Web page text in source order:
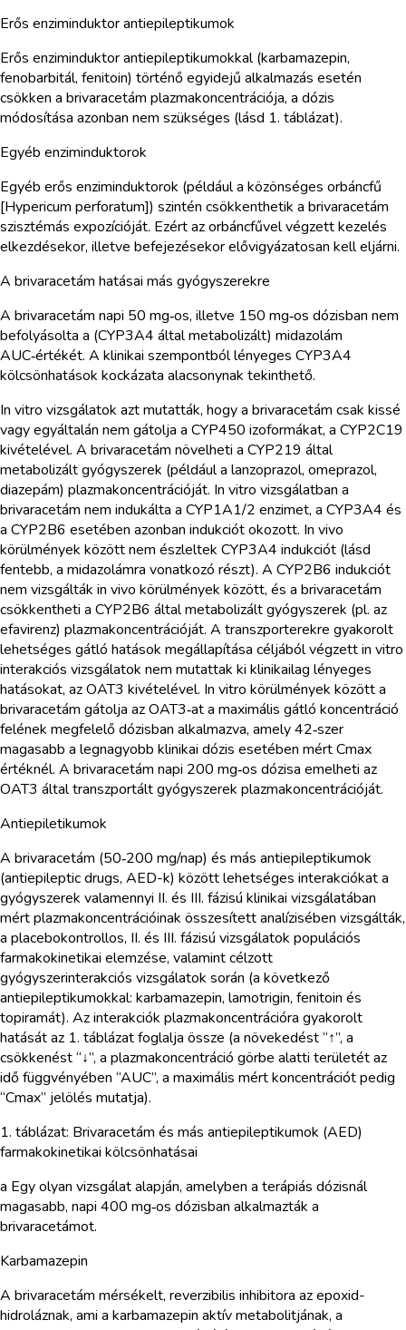
Erős enziminduktor antiepileptikumok
Erős enziminduktor antiepileptikumokkal (karbamazepin,
fenobarbitál, fenitoin) történő egyidejű alkalmazás esetén
csökken a brivaracetám plazmakoncentrációja, a dózis
módosítása azonban nem szükséges (lásd 1. táblázat).
Egyéb enziminduktorok
Egyéb erős enziminduktorok (például a közönséges orbáncfű
[Hypericum perforatum]) szintén csökkenthetik a brivaracetám
szisztémás expozícióját. Ezért az orbáncfűvel végzett kezelés
elkezdésekor, illetve befejezésekor elővigyázatosan kell eljárni.
A brivaracetám hatásai más gyógyszerekre
A brivaracetám napi 50 mg‑os, illetve 150 mg‑os dózisban nem
befolyásolta a (CYP3A4 által metabolizált) midazolám
AUC‑értékét. A klinikai szempontból lényeges CYP3A4
kölcsönhatások kockázata alacsonynak tekinthető.
In vitro vizsgálatok azt mutatták, hogy a brivaracetám csak kissé
vagy egyáltalán nem gátolja a CYP450 izoformákat, a CYP2C19
kivételével. A brivaracetám növelheti a CYP219 által
metabolizált gyógyszerek (például a lanzoprazol, omeprazol,
diazepám) plazmakoncentrációját. In vitro vizsgálatban a
brivaracetám nem indukálta a CYP1A1/2 enzimet, a CYP3A4 és
a CYP2B6 esetében azonban indukciót okozott. In vivo
körülmények között nem észleltek CYP3A4 indukciót (lásd
fentebb, a midazolámra vonatkozó részt). A CYP2B6 indukciót
nem vizsgálták in vivo körülmények között, és a brivaracetám
csökkentheti a CYP2B6 által metabolizált gyógyszerek (pl. az
efavirenz) plazmakoncentrációját. A transzporterekre gyakorolt
lehetséges gátló hatások megállapítása céljából végzett in vitro
interakciós vizsgálatok nem mutattak ki klinikailag lényeges
hatásokat, az OAT3 kivételével. In vitro körülmények között a
brivaracetám gátolja az OAT3‑at a maximális gátló koncentráció
felének megfelelő dózisban alkalmazva, amely 42‑szer
magasabb a legnagyobb klinikai dózis esetében mért Cmax
értéknél. A brivaracetám napi 200 mg‑os dózisa emelheti az
OAT3 által transzportált gyógyszerek plazmakoncentrációját.
Antiepiletikumok
A brivaracetám (50‑200 mg/nap) és más antiepileptikumok
(antiepileptic drugs, AED-k) között lehetséges interakciókat a
gyógyszerek valamennyi II. és III. fázisú klinikai vizsgálatában
mért plazmakoncentrációinak összesített analízisében vizsgálták,
a placebokontrollos, II. és III. fázisú vizsgálatok populációs
farmakokinetikai elemzése, valamint célzott
gyógyszerinterakciós vizsgálatok során (a következő
antiepileptikumokkal: karbamazepin, lamotrigin, fenitoin és
topiramát). Az interakciók plazmakoncentrációra gyakorolt
hatását az 1. táblázat foglalja össze (a növekedést “↑”, a
csökkenést “↓”, a plazmakoncentráció görbe alatti területét az
idő függvényében “AUC”, a maximális mért koncentrációt pedig
“Cmax” jelölés mutatja).
1. táblázat: Brivaracetám és más antiepileptikumok (AED)
farmakokinetikai kölcsönhatásai
a Egy olyan vizsgálat alapján, amelyben a terápiás dózisnál
magasabb, napi 400 mg‑os dózisban alkalmazták a
brivaracetámot.
Karbamazepin
A brivaracetám mérsékelt, reverzibilis inhibitora az epoxid-
hidroláznak, ami a karbamazepin aktív metabolitjának, a